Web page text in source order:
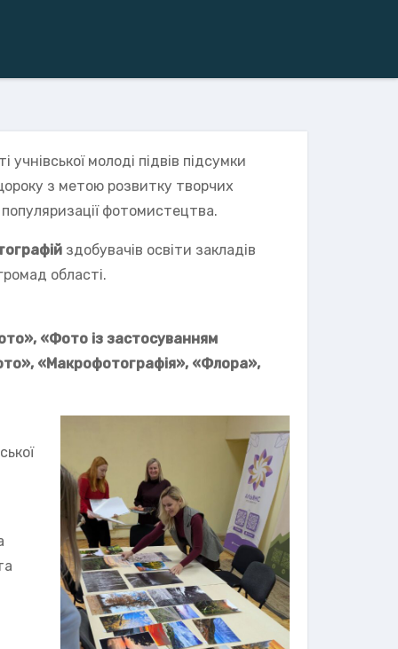
молоді підвів підсумки
з метою розвитку творчих
фотомистецтва.
здобувачів освіти закладів
області.
«Фото із застосуванням
«Макрофотографія», «Флора»,